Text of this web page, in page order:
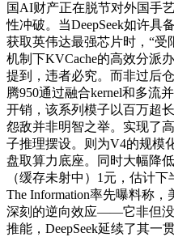
国AI财产正在脱节对外国手
性冲破。当DeepSeek如许具
获取英伟达最强芯片时，“受
机制下KVCache的高效分派
提到，违者必究。而非过后
腾950通过融合kernel和多流
开销，该系列模子以百万超
怨敌并非明智之举。实现了
子推理摆设。则为V4的规模
盘取算力底座。同时大幅降
（缓存未射中）1元，估计
The Information率先曝料称
深刻的逆向效应——它非但
推能，DeepSeek延续了其一